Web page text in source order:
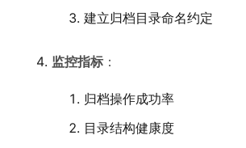
建立归档目录命名约定
监控指标 ：
归档操作成功率
目录结构健康度